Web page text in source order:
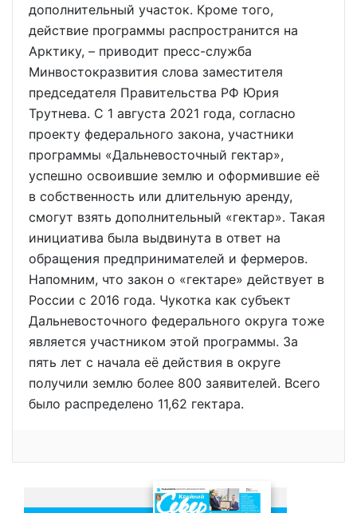
дополнительный участок. Кроме того,
действие программы распространится на
Арктику, – приводит пресс-служба
Минвостокразвития слова заместителя
председателя Правительства РФ Юрия
Трутнева. С 1 августа 2021 года, согласно
проекту федерального закона, участники
программы «Дальневосточный гектар»,
успешно освоившие землю и оформившие её
в собственность или длительную аренду,
смогут взять дополнительный «гектар». Такая
инициатива была выдвинута в ответ на
обращения предпринимателей и фермеров.
Напомним, что закон о «гектаре» действует в
России с 2016 года. Чукотка как субъект
Дальневосточного федерального округа тоже
является участником этой программы. За
пять лет с начала её действия в округе
получили землю более 800 заявителей. Всего
было распределено 11,62 гектара.